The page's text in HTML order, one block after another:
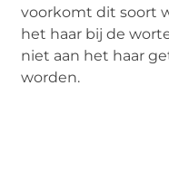
voorkomt dit soort
het haar bij de
niet aan het haar
worden.